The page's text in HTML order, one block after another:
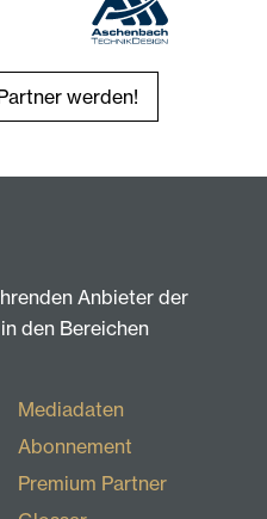
werden!
Anbieter der
den Bereichen
Mediadaten
Abonnement
Premium Partner